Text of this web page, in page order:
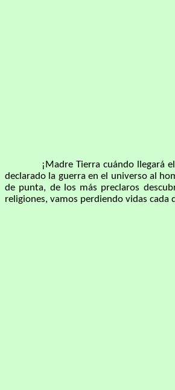
¡Madre Tierra cuándo llegará el
declarado la guerra en el universo al
de punta, de los más preclaros
religiones, vamos perdiendo vidas